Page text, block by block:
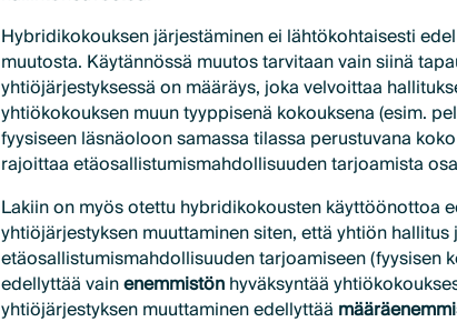
Hybridikokouksen järjestäminen ei lähtökohtaisesti
muutosta. Käytännössä muutos tarvitaan vain siinä
yhtiöjärjestyksessä on määräys, joka velvoittaa
yhtiökokouksen muun tyyppisenä kokouksena (esim.
fyysiseen läsnäoloon samassa tilassa perustuvana
rajoittaa etäosallistumismahdollisuuden tarjoamista
Lakiin on myös otettu hybridikokousten käyttöönottoa
yhtiöjärjestyksen muuttaminen siten, että yhtiön
etäosallistumismahdollisuuden tarjoamiseen (fyysisen
edellyttää vainenemmistönhyväksyntää
yhtiöjärjestyksen muuttaminen edellyttää